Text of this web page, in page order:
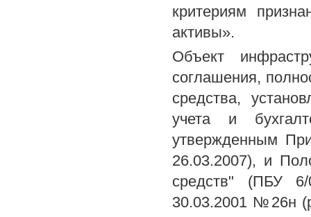
критериям
активы».
Объект
соглашения,
средства,
учета и
утвержденным
26.03.2007), и
средств" (ПБУ
30.03.2001 №26н